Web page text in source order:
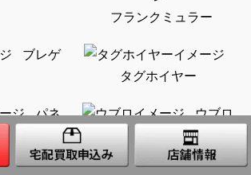
フランクミュラー
ブレゲ
タグホイヤー
パネ
ウブロ